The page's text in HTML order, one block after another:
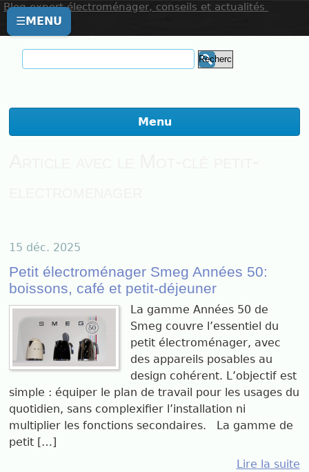
Blog expert électroménager, conseils et actualités
☰MENU
Menu
15 déc. 2025
Petit électroménager Smeg Années 50:
boissons, café et petit-déjeuner
La gamme Années 50 de
Smeg couvre l’essentiel du
petit électroménager, avec
des appareils posables au
design cohérent. L’objectif est
simple : équiper le plan de travail pour les usages du
quotidien, sans complexifier l’installation ni
multiplier les fonctions secondaires. La gamme de
petit […]
Lire la suite